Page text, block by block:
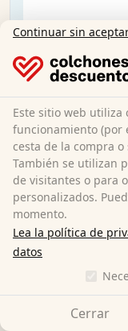
Colchón
Continuar sin
Este sitio web utiliza
funcionamiento (por
cesta de la compra
También se utilizan
de visitantes o para
personalizados.
momento.
Lea la política de
datos
Cerrar